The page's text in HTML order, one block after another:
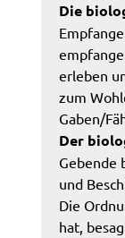
Die
erleben
zum
Gaben/
Der
Gebende
und
Die
hat,